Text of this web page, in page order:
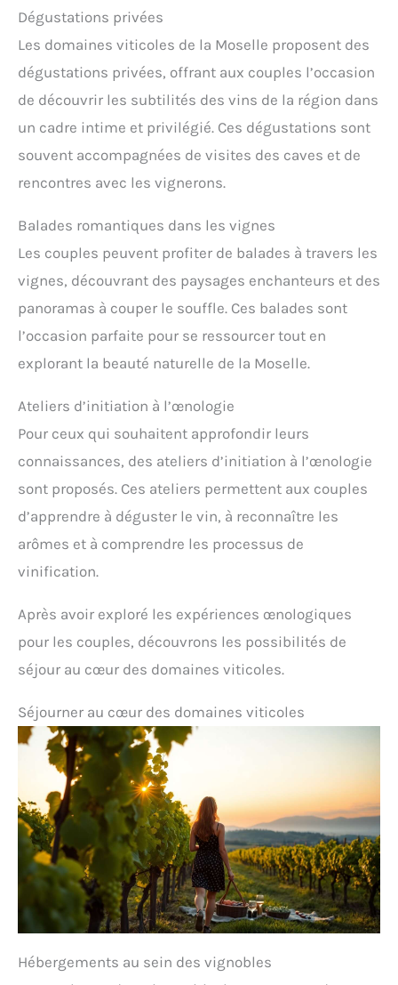
Dégustations privées
Les domaines viticoles de la Moselle proposent des
dégustations privées, offrant aux couples l’occasion
de découvrir les subtilités des vins de la région dans
un cadre intime et privilégié. Ces dégustations sont
souvent accompagnées de visites des caves et de
rencontres avec les vignerons.
Balades romantiques dans les vignes
Les couples peuvent profiter de balades à travers les
vignes, découvrant des paysages enchanteurs et des
panoramas à couper le souffle. Ces balades sont
l’occasion parfaite pour se ressourcer tout en
explorant la beauté naturelle de la Moselle.
Ateliers d’initiation à l’œnologie
Pour ceux qui souhaitent approfondir leurs
connaissances, des ateliers d’initiation à l’œnologie
sont proposés. Ces ateliers permettent aux couples
d’apprendre à déguster le vin, à reconnaître les
arômes et à comprendre les processus de
vinification.
Après avoir exploré les expériences œnologiques
pour les couples, découvrons les possibilités de
séjour au cœur des domaines viticoles.
Séjourner au cœur des domaines viticoles
Hébergements au sein des vignobles